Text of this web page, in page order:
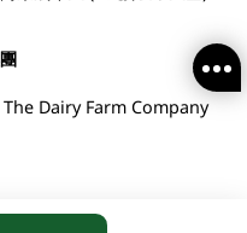
Dairy Farm Company